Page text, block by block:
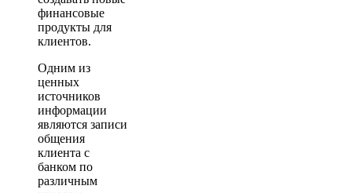
финансовые
продукты для
клиентов.
Одним из
ценных
источников
информации
являются записи
общения
клиента с
банком по
различным